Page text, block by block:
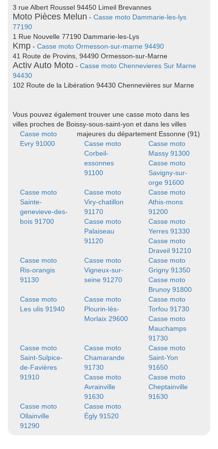
3 rue Albert Roussel 94450 Limeil Brevannes
Moto Pièces Melun - Casse moto Dammarie-les-lys
77190
1 Rue Nouvelle 77190 Dammarie-les-Lys
Kmp - Casse moto Ormesson-sur-marne 94490
41 Route de Provins, 94490 Ormesson-sur-Marne
Activ Auto Moto - Casse moto Chennevieres Sur Marne
94430
102 Route de la Libération 94430 Chennevières sur Marne
Vous pouvez également trouver une casse moto dans les
villes proches de Boissy-sous-saint-yon et dans les villes
majeures du département Essonne (91)
Casse moto
Evry 91000
Casse moto
Corbeil-
essonnes
91100
Casse moto
Massy 91300
Casse moto
Savigny-sur-
orge 91600
Casse moto
Sainte-
genevieve-des-
bois 91700
Casse moto
Viry-chatillon
91170
Casse moto
Athis-mons
91200
Casse moto
Palaiseau
91120
Casse moto
Yerres 91330
Casse moto
Draveil 91210
Casse moto
Ris-orangis
91130
Casse moto
Vigneux-sur-
seine 91270
Casse moto
Grigny 91350
Casse moto
Brunoy 91800
Casse moto
Les ulis 91940
Casse moto
Plourin-lès-
Morlaix 29600
Casse moto
Torfou 91730
Casse moto
Mauchamps
91730
Casse moto
Saint-Sulpice-
de-Favières
91910
Casse moto
Chamarande
91730
Casse moto
Saint-Yon
91650
Casse moto
Avrainville
91630
Casse moto
Cheptainville
91630
Casse moto
Ollainville
91290
Casse moto
Égly 91520